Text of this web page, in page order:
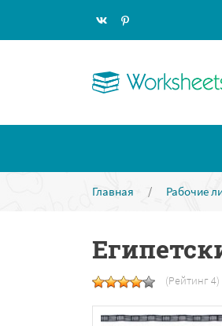
Главная / Рабочие
(Рейтинг 4)